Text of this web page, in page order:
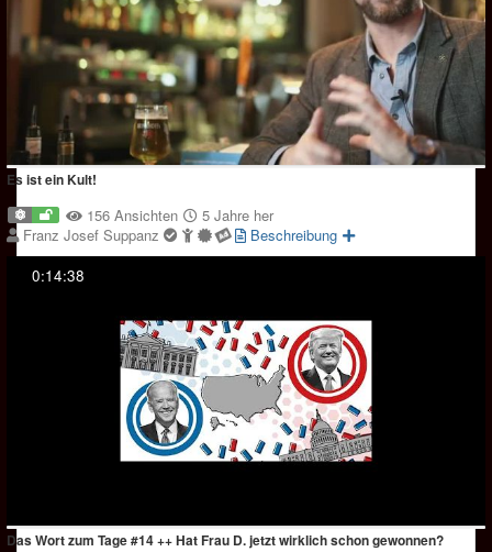
Es ist ein Kult!
156 Ansichten
5 Jahre her
Franz Josef Suppanz
Beschreibung
0:14:38
Das Wort zum Tage #14 ++ Hat Frau D. jetzt wirklich schon gewonnen?